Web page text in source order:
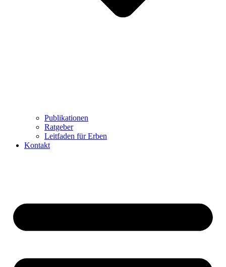
Publikationen
Ratgeber
Leitfaden für Erben
Kontakt